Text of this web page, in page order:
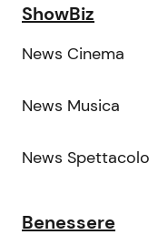
ShowBiz
News Cinema
News Musica
News Spettacolo
Benessere